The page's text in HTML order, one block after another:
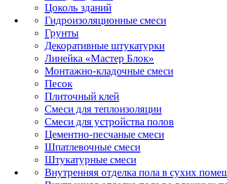
Цоколь зданий
Гидроизоляционные смеси
Грунты
Декоративные штукатурки
Линейка «Мастер Блок»
Монтажно-кладочные смеси
Песок
Плиточный клей
Смеси для теплоизоляции
Смеси для устройства полов
Цементно-песчаные смеси
Шпатлевочные смеси
Штукатурные смеси
Внутренняя отделка пола в сухих